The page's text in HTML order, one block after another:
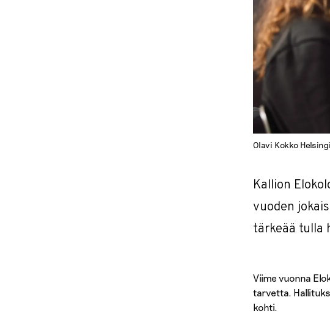
Olavi Kokko
Kallion
vuoden
tärkeää tulla
Viime vuonna
tarvetta.
kohti.